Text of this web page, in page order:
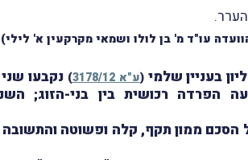
עו"ד מ' בן לולו ושמאי מקרקעין א' לילי)
בעניין שלמי(ע"א 3178/12 ) נקבעו
הפרדה רכושית בין בני-הזוג;
ממון תקף, קלה ופשוטה